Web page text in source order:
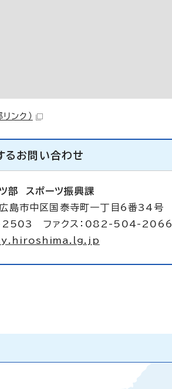
リンク）
る お問い合わせ
部 スポーツ振興課
市中区国泰寺町一丁目6番34号
2503 ファクス：082-504-2066